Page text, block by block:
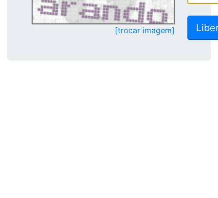
[trocar imagem]